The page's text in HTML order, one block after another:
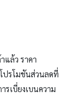
แล้ว ราคา
ปรโมชันส่วนลดที่
รเบี่ยงเบนความ